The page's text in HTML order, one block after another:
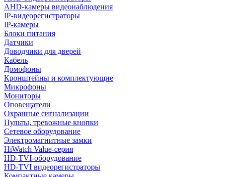
AHD-камеры видеонаблюдения
IP-видеорегистраторы
IP-камеры
Блоки питания
Датчики
Доводчики для дверей
Кабель
Домофоны
Кронштейны и комплектующие
Микрофоны
Мониторы
Оповещатели
Охранные сигнализации
Пульты, тревожные кнопки
Сетевое оборудование
Электромагнитные замки
HiWatch Value-серия
HD-TVI-оборудование
HD-TVI видеорегистраторы